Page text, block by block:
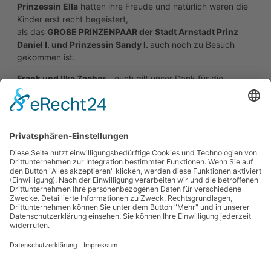
Prinzessin Ella hatten ihre Freude und natürlich waren die
Kinder erst recht begeistert,
als das GROßE PRINZENPAAR der Stadt Arnstadt Prinz
Daniel I. und Prinzessin Sandy I. auch noch zu Besuch
gekommen ist.
Frank und Ilka Zacher- euch gilt unser Dank für die
hinreißenden Fotos.